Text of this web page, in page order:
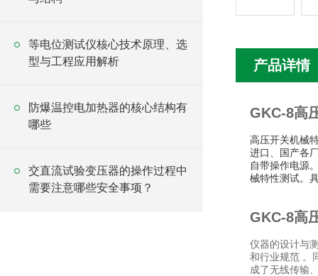
等电位测试仪核心技术原理、选
型与工程应用解析
防爆温控电加热器的核心结构有
哪些
交直流试验变压器的操作过程中
需要注意哪些安全事项？
产品详情
GKC-8高
高压开关机械
进口、国产各
自带操作电源
械特性测试。
GKC-8高
仪器的设计与
和行业规范 。
成了无线传输